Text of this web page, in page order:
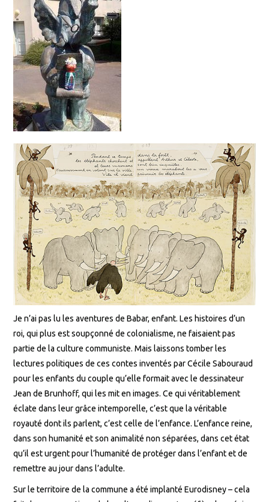
Je n’ai pas lu les aventures de Babar, enfant. Les histoires d’un
roi, qui plus est soupçonné de colonialisme, ne faisaient pas
partie de la culture communiste. Mais laissons tomber les
lectures politiques de ces contes inventés par Cécile Sabouraud
pour les enfants du couple qu’elle formait avec le dessinateur
Jean de Brunhoff, qui les mit en images. Ce qui véritablement
éclate dans leur grâce intemporelle, c’est que la véritable
royauté dont ils parlent, c’est celle de l’enfance. L’enfance reine,
dans son humanité et son animalité non séparées, dans cet état
qu’il est urgent pour l’humanité de protéger dans l’enfant et de
remettre au jour dans l’adulte.
Sur le territoire de la commune a été implanté Eurodisney – cela